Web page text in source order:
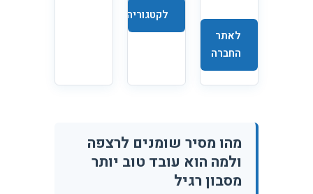
לאתר
החברה
לקטגוריה
מהו מסיר שומנים לרצפה
ולמה הוא עובד טוב יותר
מסבון רגיל